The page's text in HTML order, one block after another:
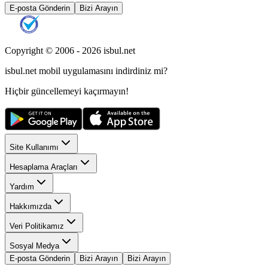
E-posta Gönderin Bizi Arayın
Copyright © 2006 - 2026 isbul.net
isbul.net mobil uygulamasını indirdiniz mi?
Hiçbir güncellemeyi kaçırmayın!
Site Kullanımı
Hesaplama Araçları
Yardım
Hakkımızda
Veri Politikamız
Sosyal Medya
E-posta Gönderin
Bizi Arayın Bizi Arayın